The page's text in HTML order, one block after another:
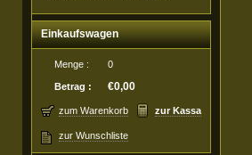
Einkaufswagen
Menge : 0
Betrag : €0,00
zum Warenkorb zur Kassa
zur Wunschliste